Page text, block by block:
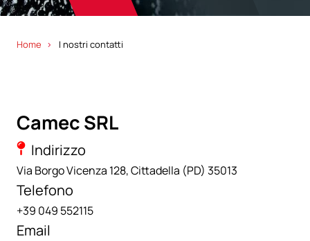
Home I nostri contatti
Camec SRL
Indirizzo
Via Borgo Vicenza 128, Cittadella (PD) 35013
Telefono
+39 049 552115
Email